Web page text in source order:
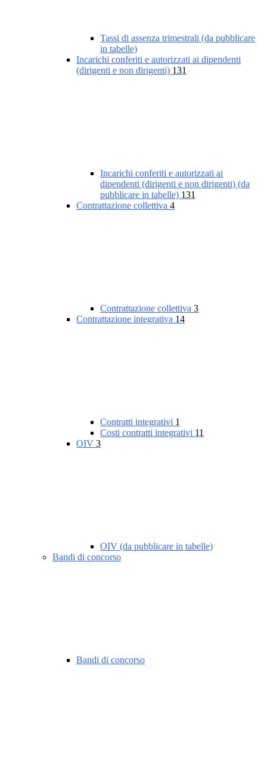
Tassi di assenza trimestrali (da pubblicare
in tabelle)
Incarichi conferiti e autorizzati ai dipendenti
(dirigenti e non dirigenti) 131
Incarichi conferiti e autorizzati ai
dipendenti (dirigenti e non dirigenti) (da
pubblicare in tabelle) 131
Contrattazione collettiva 4
Contrattazione collettiva 3
Contrattazione integrativa 14
Contratti integrativi 1
Costi contratti integrativi 11
OIV 3
OIV (da pubblicare in tabelle)
Bandi di concorso
Bandi di concorso